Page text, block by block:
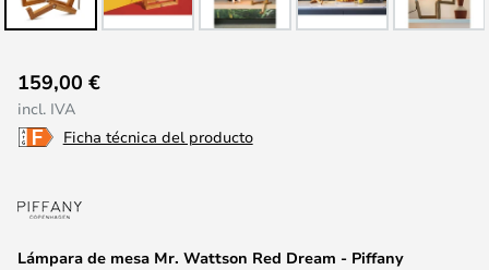
comienzo
de
galería
imágenes
Lámpara de mesa Mr. Wattson Red Dream - Piffany
159,00 €
incl. IVA
Ficha técnica del producto